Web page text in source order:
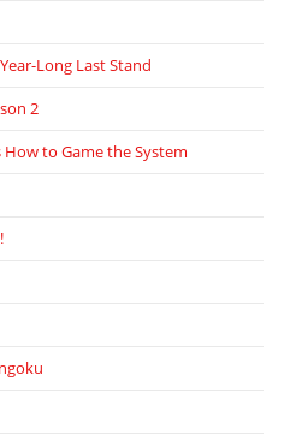
Long Last Stand
2
to Game the System